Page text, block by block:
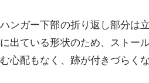
ハンガー下部の折り返し部分は
に出ている形状のため、ストー
む心配もなく、跡が付きづらく